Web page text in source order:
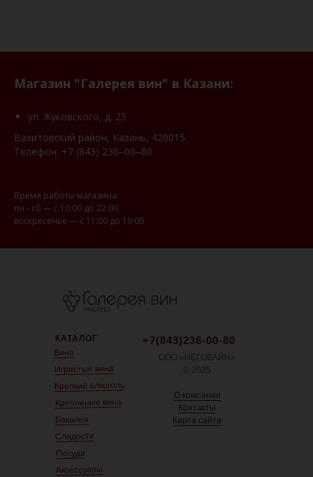
Магазин "Галерея вин" в Казани:
ул. Жуковского, д. 25
Вахитовский район, Казань, 420015
Телефон: +7 (843) 236‒00‒80
Время работы магазина:
пн - сб — с 10:00 до 22:00
воскресенье — с 11:00 до 19:00
КАТАЛОГ
Вино
Игристые вина
Крепкий алкоголь
Крепленые вина
Бакалея
Сладости
Посуда
Аксессуары
ООО «НЕГОВАЙН»
© 2025
О компании
Контакты
Карта сайта
+7(843)236-00-80